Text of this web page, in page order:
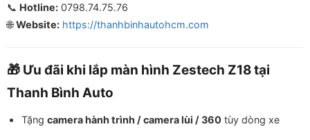
📞 Hotline: 0798.74.75.76
🌐Website: https://thanhbinhautohcm.com
🎁 Ưu đãi khi lắp màn hình Zestech Z18 tại
Thanh Bình Auto
Tặng camera hành trình / camera lùi / 360tùy dòng xe